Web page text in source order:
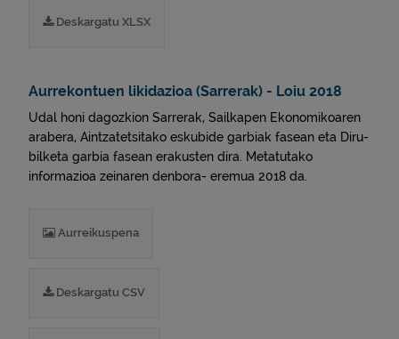
Deskargatu XLSX
Aurrekontuen likidazioa (Sarrerak) - Loiu 2018
Udal honi dagozkion Sarrerak, Sailkapen Ekonomikoaren
arabera, Aintzatetsitako eskubide garbiak fasean eta Diru-
bilketa garbia fasean erakusten dira. Metatutako
informazioa zeinaren denbora- eremua 2018 da.
Aurreikuspena
Deskargatu CSV